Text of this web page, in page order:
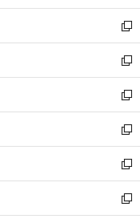
開
く
ウ
で
開
く
ン
ド
ウ
で
開
く
ウ
ィ
ン
ド
ウ
で
開
く
新
し
い
ウ
ィ
ン
ド
ウ
で
開
く
新
し
い
ウ
ィ
ン
ド
ウ
で
開
新
し
い
ウ
ィ
ン
ド
ウ
新
し
い
ウ
ィ
ン
新
し
い
ウ
新
し